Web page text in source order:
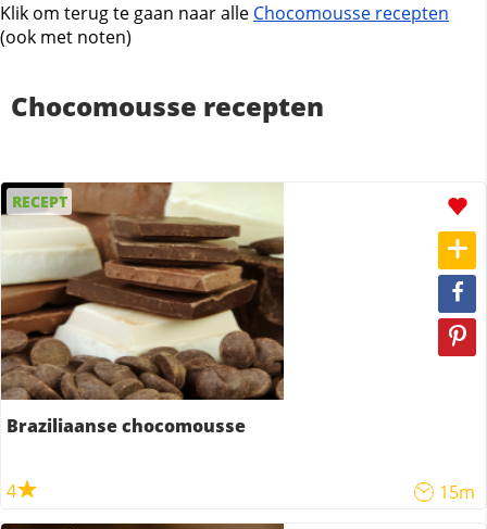
Klik om terug te gaan naar alle Chocomousse recepten
(ook met noten)
Chocomousse recepten
RECEPT
Braziliaanse chocomousse
4 15m